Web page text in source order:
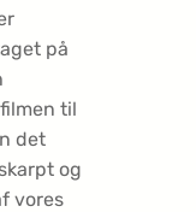
på
til
det
og
vores